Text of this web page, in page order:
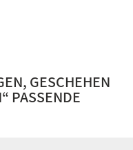
GESCHEHEN
“ PASSENDE